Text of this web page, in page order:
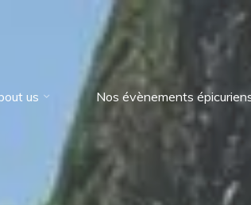
us Nos évènements